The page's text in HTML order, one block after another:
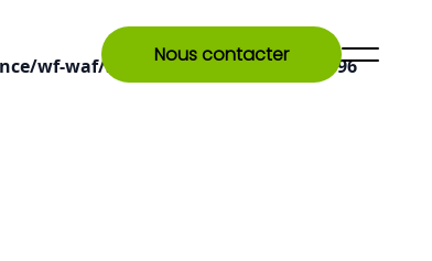
wf-waf/src/lib/rules.phpon line 1896
Nous contacter